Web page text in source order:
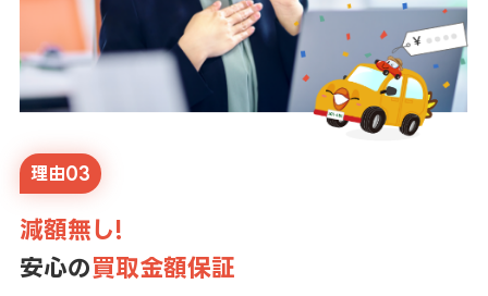
理由03
減額無し!
安心の買取金額保証